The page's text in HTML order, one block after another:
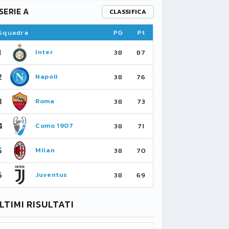
SERIE A CLASSIFICA
PG Pt
Inter 38 87
Napoli 38 76
Roma 38 73
Como 1907 38 71
Milan 38 70
Juventus 38 69
RISULTATI